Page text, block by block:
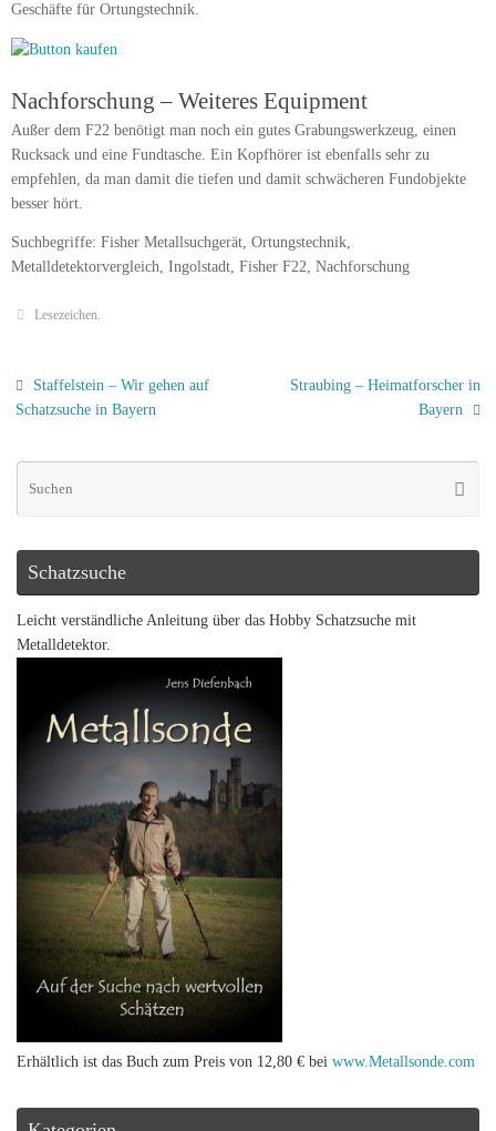
Geschäfte für Ortungstechnik.
Nachforschung – Weiteres Equipment
Außer dem F22 benötigt man noch ein gutes Grabungswerkzeug, einen
Rucksack und eine Fundtasche. Ein Kopfhörer ist ebenfalls sehr zu
empfehlen, da man damit die tiefen und damit schwächeren Fundobjekte
besser hört.
Suchbegriffe: Fisher Metallsuchgerät, Ortungstechnik,
Metalldetektorvergleich, Ingolstadt, Fisher F22, Nachforschung
Lesezeichen
Staffelstein – Wir gehen auf
Schatzsuche in Bayern
Straubing – Heimatforscher in
Bayern
Schatzsuche
Leicht verständliche Anleitung über das Hobby Schatzsuche mit
Metalldetektor.
Erhältlich ist das Buch zum Preis von 12,80 € bei www.Metallsonde.com